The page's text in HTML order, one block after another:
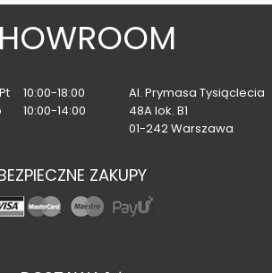
10:00-18:00
10:00-14:00
Al. Prymasa Tysiąclecia
48A lok. B1
01-242 Warszawa
ZAKUPY